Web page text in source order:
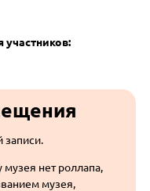
участников:
записи.
нет роллапа,
музея,